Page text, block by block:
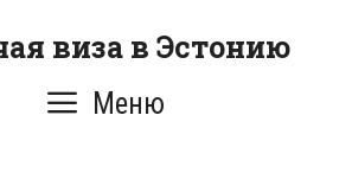
виза в Эстонию
Меню